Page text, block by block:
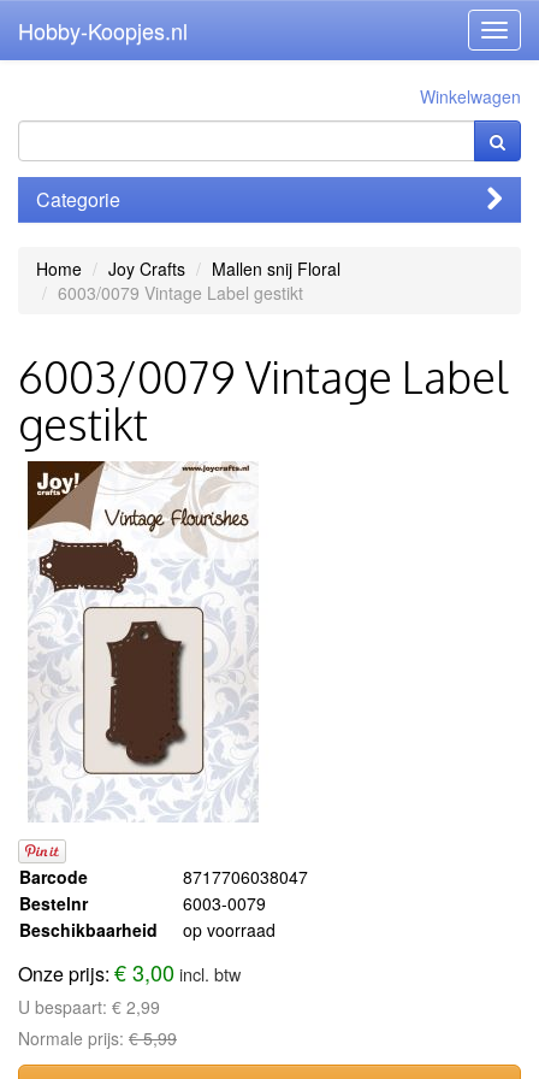
Hobby-Koopjes.nl
Winkelwagen
Categorie
Home Joy Crafts
Mallen snij Floral
6003/0079 Vintage Label gestikt
6003/0079 Vintage Label
gestikt
Barcode
8717706038047
Bestelnr
6003-0079
Beschikbaarheid
op voorraad
Onze prijs: € 3,00incl. btw
U bespaart: € 2,99
Normale prijs: € 5,99